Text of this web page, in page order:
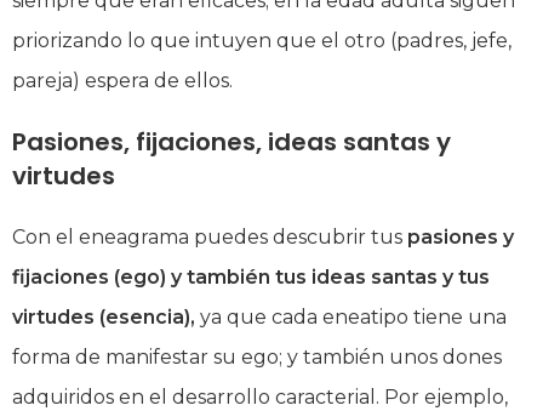
priorizando lo que intuyen que el otro (padres, jefe,
pareja) espera de ellos.
Pasiones, fijaciones, ideas santas y
virtudes
Con el eneagrama puedes descubrir tus pasiones y
fijaciones (ego) y también tus ideas santas y tus
virtudes (esencia), ya que cada eneatipo tiene una
forma de manifestar su ego; y también unos dones
adquiridos en el desarrollo caracterial. Por ejemplo,